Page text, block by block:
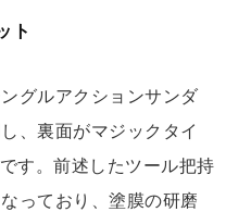
ト
グルアクションサンダ
、裏面がマジックタイ
す。前述したツール把持
っており、塗膜の研磨